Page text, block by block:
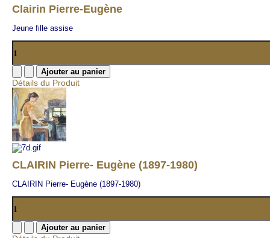
Clairin Pierre-Eugène
Jeune fille assise
Détails du Produit
CLAIRIN Pierre- Eugène (1897-1980)
CLAIRIN Pierre- Eugène (1897-1980)